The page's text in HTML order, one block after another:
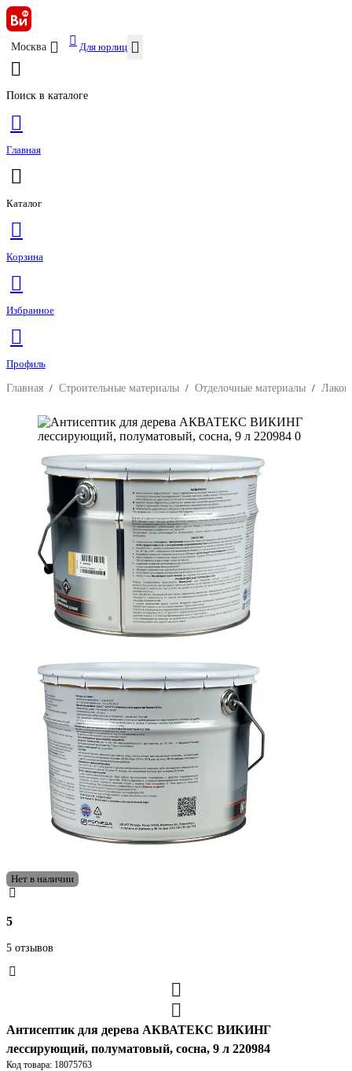
Москва Для юрлиц
Поиск в каталоге
Главная
Каталог
Корзина
Избранное
Профиль
Главная / Строительные материалы / Отделочные материалы /
Нет в наличии
5
5 отзывов
Антисептик для дерева АКВАТЕКС ВИКИНГ
лессирующий, полуматовый, сосна, 9 л 220984
Код товара: 18075763